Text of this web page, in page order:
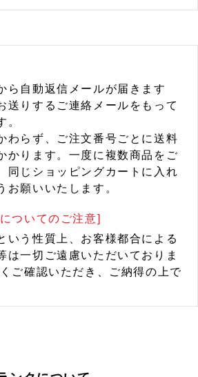
ら自動返信メールが届きます
送りするご連絡メールをもって
。
わらず、ご注文番号ごとに送料
かります。一度に複数商品をご
同じショッピングカートに入れ
お願いいたします。
ついてのご注意]
いう性質上、お客様都合による
は一切ご遠慮いただいておりま
ご確認いただき、ご納得の上で